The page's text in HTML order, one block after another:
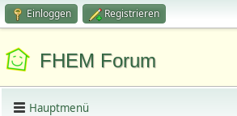
Einloggen Registrieren
FHEM Forum
Hauptmenü